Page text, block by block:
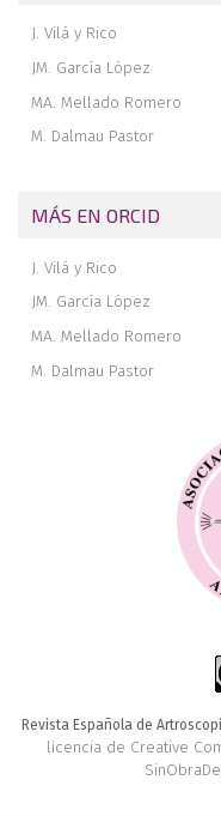
J. Vilá y Rico
JM. García López
MA. Mellado Romero
M. Dalmau Pastor
MÁS EN ORCID
J. Vilá y Rico
JM. García López
MA. Mellado Romero
M. Dalmau Pastor
Revista Española de
licencia de Creative